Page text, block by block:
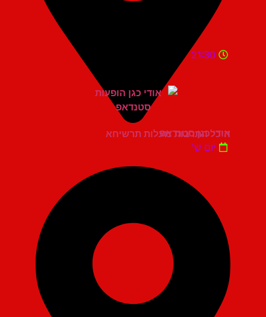
היכל התרבות מעלות תרשיחא
21:30
אודי כגן סטנדאפ
יום ש'